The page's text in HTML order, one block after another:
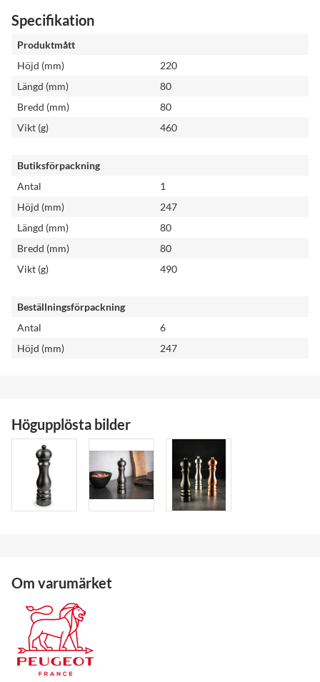
Specifikation
Produktmått
Höjd (mm)
220
Längd (mm)
80
Bredd (mm)
80
Vikt (g)
460
Butiksförpackning
Antal
1
Höjd (mm)
247
Längd (mm)
80
Bredd (mm)
80
Vikt (g)
490
Beställningsförpackning
Antal
6
Höjd (mm)
247
Högupplösta bilder
Om varumärket